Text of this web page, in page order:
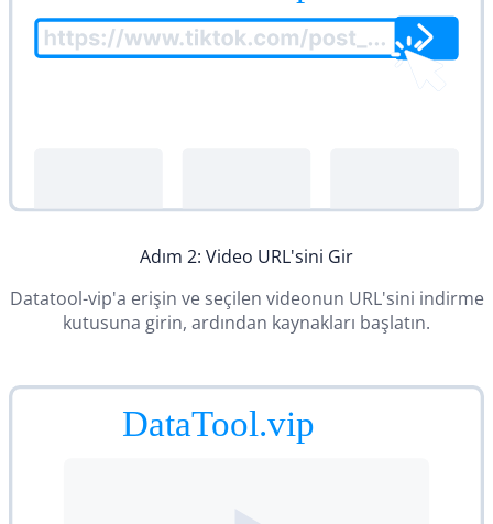
Adım 2: Video URL'sini Gir
Datatool-vip'a erişin ve seçilen videonun URL'sini indirme
kutusuna girin, ardından kaynakları başlatın.